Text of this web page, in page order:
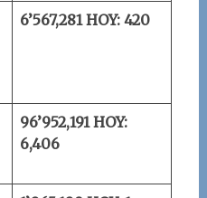
6’567,281 HOY: 420
96’952,191 HOY:
6,406